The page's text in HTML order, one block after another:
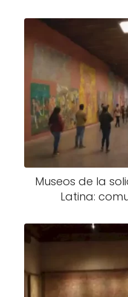
Museos de la
Latina: